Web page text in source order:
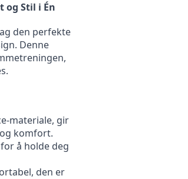
og Stil i Én
den perfekte
Denne
materiale, gir
og komfort.
å holde deg
den er